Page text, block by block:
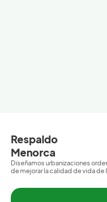
Respaldo
Menorca
Diseñamos urbanizaciones
de mejorar la calidad de vida de